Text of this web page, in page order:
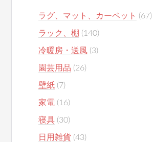
ラグ、マット、カーペット (67)
ラック、棚 (140)
冷暖房・送風 (3)
園芸用品 (26)
壁紙 (7)
家電 (16)
寝具 (30)
日用雑貨 (43)